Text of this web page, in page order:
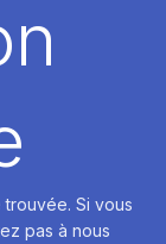
Si vous
pas à nous